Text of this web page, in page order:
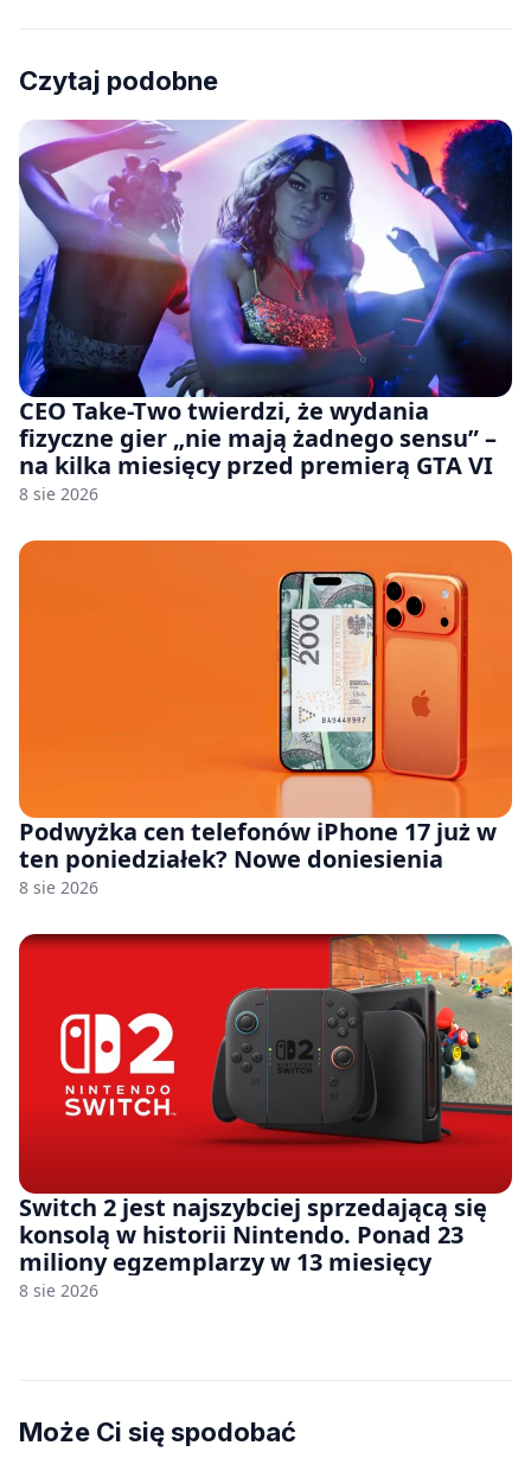
Czytaj podobne
CEO Take-Two twierdzi, że wydania
fizyczne gier „nie mają żadnego sensu” –
na kilka miesięcy przed premierą GTA VI
8 sie 2026
Podwyżka cen telefonów iPhone 17 już w
ten poniedziałek? Nowe doniesienia
8 sie 2026
Switch 2 jest najszybciej sprzedającą się
konsolą w historii Nintendo. Ponad 23
miliony egzemplarzy w 13 miesięcy
8 sie 2026
Może Ci się spodobać